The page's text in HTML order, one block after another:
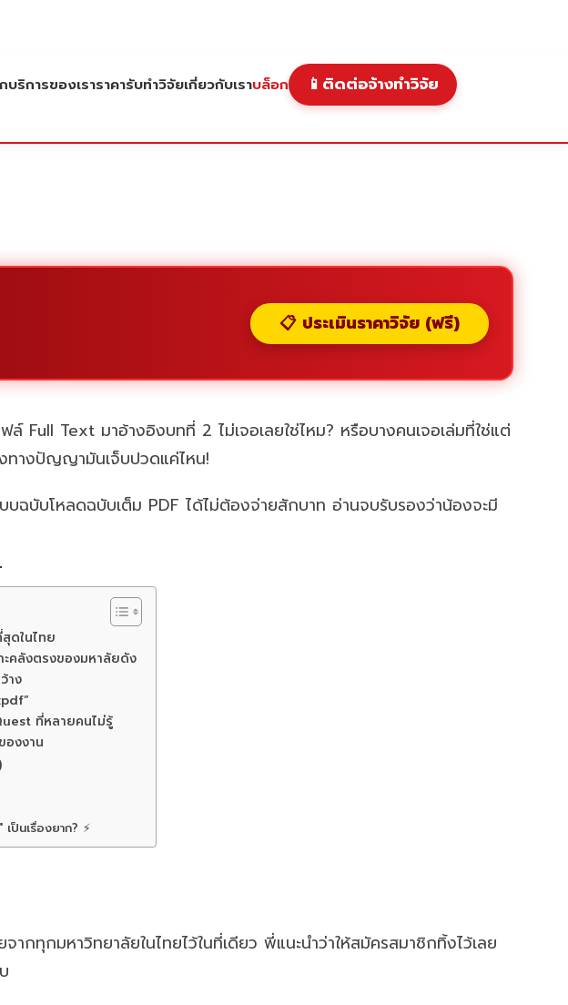
บริการของเราราคารับทำวิจัยเกี่ยวกับเราบล็อก 📱 ติดต่อจ้างทำวิจัย
📋 ประเมินราคาวิจัย (ฟรี)
Text มาอ้างอิงบทที่ 2 ไม่เจอเลยใช่ไหม? หรือบางคนเจอเล่มที่ใช่แต่
ทางปัญญามันเจ็บปวดแค่ไหน!
บฉบับโหลดฉบับเต็ม PDF ได้ไม่ต้องจ่ายสักบาท อ่านจบรับรองว่าน้องจะมี
ดในไทย
คลังตรงของมหาลัยดัง
าง
ที่หลายคนไม่รู้
องงาน
ป็นเรื่องยาก? ⚡
ากทุกมหาวิทยาลัยในไทยไว้ในที่เดียว พี่แนะนำว่าให้สมัครสมาชิกทิ้งไว้เลย